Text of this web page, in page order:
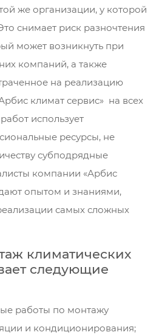
же организации, у которой
снимает риск разночтения
может возникнуть при
компаний, а также
на реализацию
климат сервис» на всех
использует
ресурсы, не
субподрядные
компании «Арбис
опытом и знаниями,
самых сложных
климатических
следующие
работы по монтажу
и кондиционирования;